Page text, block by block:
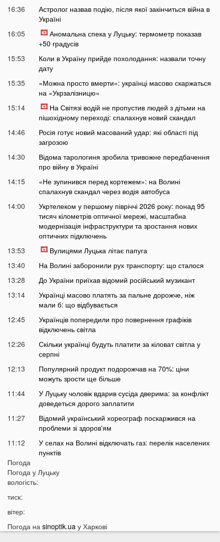
16:36
Астролог назвав подію, після якої закінчиться війна в
Україні
16:05
Аномальна спека у Луцьку: термометр показав
+50 градусів
15:53
Коли в Україну прийде похолодання: назвали точну
дату
15:35
«Можна просто вмерти»: українці масово скаржаться
на «Укрзалізницю»
15:14
На Світязі водій не пропустив людей з дітьми на
пішохідному переході: спалахнув новий скандал
14:46
Росія готує новий масований удар: які області під
загрозою
14:30
Відома тарологиня зробила тривожне передбачення
про війну в Україні
14:15
«Не зупинився перед кортежем»: на Волині
спалахнув скандал через водія автобуса
14:00
Укртелеком у першому півріччі 2026 року: понад 95
тисяч кілометрів оптичної мережі, масштабна
модернізація інфраструктури та зростання нових
оптичних підключень
13:53
Вулицями Луцька літає папуга
13:40
На Волині заборонили рух транспорту: що сталося
13:28
До України приїхав відомий російський музикант
13:14
Українці масово платять за пальне дорожче, ніж
мали б: що відбувається
12:45
Українців попередили про повернення графіків
відключень світла
12:26
Скільки українці будуть платити за кіловат світла у
серпні
12:13
Популярний продукт подорожчав на 70%: ціни
можуть зрости ще більше
11:44
У Луцьку чоловік вдарив сусіда дверима: за конфлікт
доведеться дорого заплатити
11:27
Відомий український хореограф поскаржився на
проблеми зі здоров'ям
11:12
У селах на Волині відключать газ: перелік населених
пунктів
10:56
10:43
10:11
На Волині два дні вируватиме аномалія
Погода
Погода у Луцьку
вологість:
тиск:
вітер:
Погода на sinoptik.ua у Харкові